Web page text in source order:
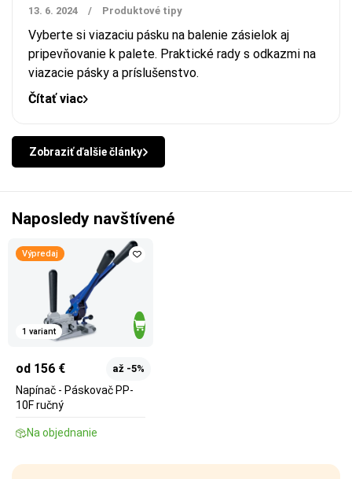
13. 6. 2024 / Produktové tipy
Vyberte si viazaciu pásku na balenie zásielok aj
pripevňovanie k palete. Praktické rady s odkazmi na
viazacie pásky a príslušenstvo.
Čítať viac
Zobraziť ďalšie články
Naposledy navštívené
Výpredaj
1 variant
od 156 € až -5%
Napínač - Páskovač PP-
10F ručný
Na objednanie